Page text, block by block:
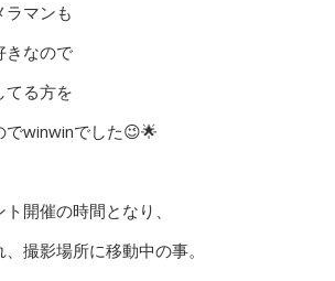
ラマンも
きなので
てる方を
でwinwinでした😉🌟
開催の時間となり、
撮影場所に移動中の事。